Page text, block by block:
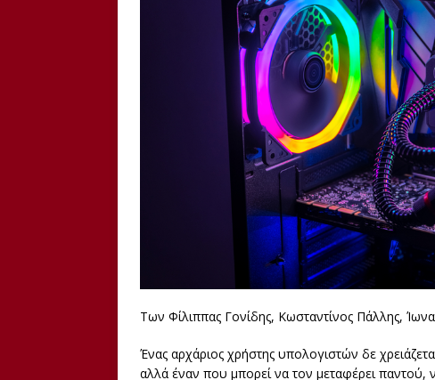
Των Φίλιππας Γονίδης, Κωσταντίνος Πάλλης,
Ένας αρχάριος χρήστης υπολογιστών δε
αλλά έναν που μπορεί να τον μεταφέρει παντού,